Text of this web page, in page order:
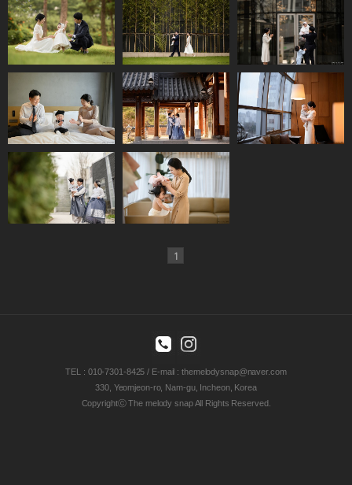
오라카이호텔(송
도)
광명테이크호텔
코트야드메리어트
(광교)
광명테이크호텔 경원재
코트야드메리어트
(판교)
우설화 쉐어더모먼트
1
TEL : 010-7301-8425 / E-mail : themelodysnap@naver.com
330, Yeomjeon-ro, Nam-gu, Incheon, Korea
Copyrightⓒ The melody snap All Rights Reserved.